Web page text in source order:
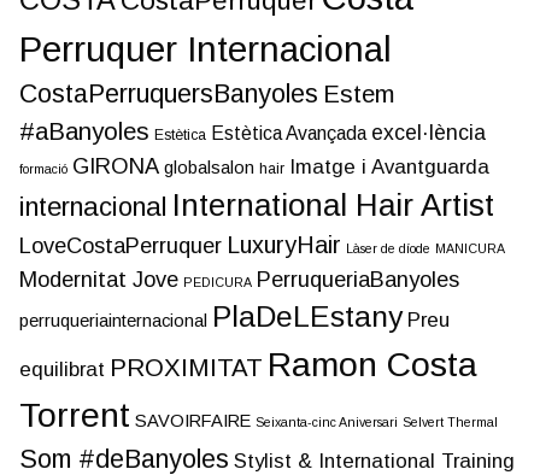
Perruquer Internacional
CostaPerruquersBanyoles Estem
#aBanyoles Estètica Estètica Avançada excel·lència
formació GIRONA globalsalon hair Imatge i Avantguarda
internacional International Hair Artist
LoveCostaPerruquer LuxuryHair Làser de díode MANICURA
Modernitat Jove PEDICURA PerruqueriaBanyoles
perruqueriainternacional PlaDeLEstany Preu
equilibrat PROXIMITAT Ramon Costa
Torrent SAVOIRFAIRE Seixanta-cinc Aniversari Selvert Thermal
Som #deBanyoles Stylist & International Training